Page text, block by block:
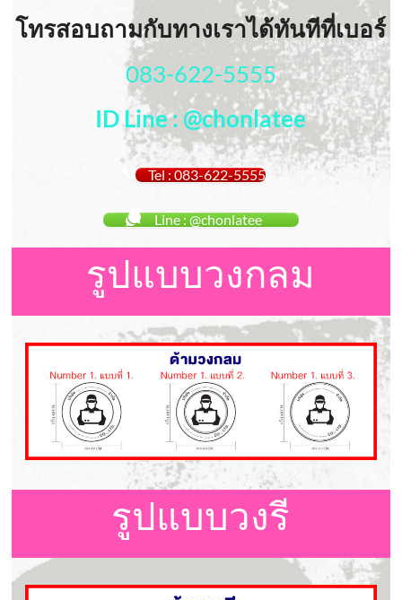
โทรสอบถามกับทางเราได้ทันทีที่เบอร์
083-622-5555
ID Line : @chonlatee
Tel : 083-622-5555
Line : @chonlatee
รูปแบบวงกลม
รูปแบบวงรี